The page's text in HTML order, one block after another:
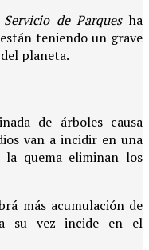
Servicio de Parquesha
teniendo un grave
planeta.
de árboles causa
van a incidir en una
quema eliminan los
más acumulación de
su vez incide en el